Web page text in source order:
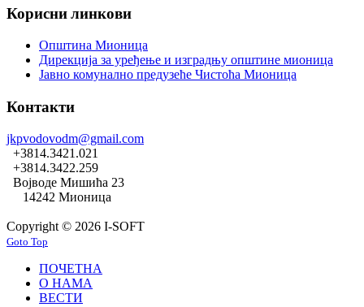
Корисни линкови
Општина Мионица
Дирекција за уређење и изградњу општине мионица
Јавно комунално предузеће Чистоћа Мионица
Контакти
jkpvodovodm@gmail.com
+3814.3421.021
+3814.3422.259
Војводе Мишића 23
14242 Мионица
Copyright © 2026 I-SOFT
Goto Top
ПОЧЕТНА
О НАМА
ВЕСТИ